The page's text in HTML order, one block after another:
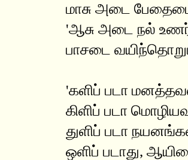
மாசு அடை
'ஆசு அடை நல்
பாசடை
'களிப் படா
கிளிப் படா
துளிப் படா
ஒளிப் படாது,